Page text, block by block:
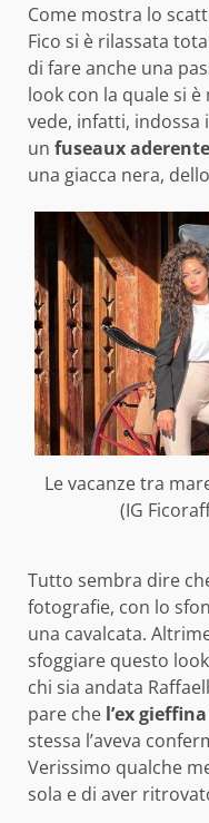
Come mostra lo
Fico si è rilassata
di fare anche una
look con la quale si
vede, infatti, indossa
un fuseaux
una giacca nera,
Le vacanze tra
(IG
Tutto sembra dire
fotografie, con lo
una cavalcata.
sfoggiare questo
chi sia andata
pare che l’ex
stessa l’aveva
Verissimo qualche
sola e di aver